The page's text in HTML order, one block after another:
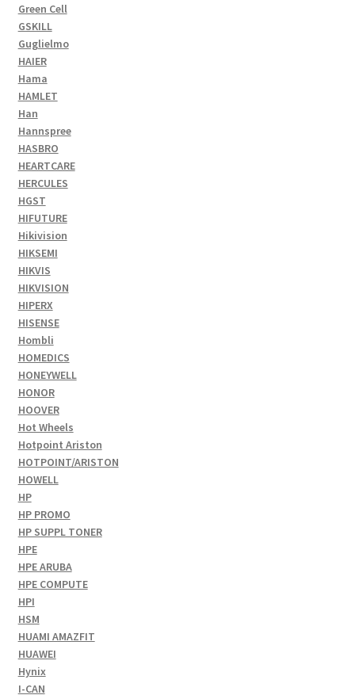
Green Cell
GSKILL
Guglielmo
HAIER
Hama
HAMLET
Han
Hannspree
HASBRO
HEARTCARE
HERCULES
HGST
HIFUTURE
Hikivision
HIKSEMI
HIKVIS
HIKVISION
HIPERX
HISENSE
Hombli
HOMEDICS
HONEYWELL
HONOR
HOOVER
Hot Wheels
Hotpoint Ariston
HOTPOINT/ARISTON
HOWELL
HP
HP PROMO
HP SUPPL TONER
HPE
HPE ARUBA
HPE COMPUTE
HPI
HSM
HUAMI AMAZFIT
HUAWEI
Hynix
I-CAN